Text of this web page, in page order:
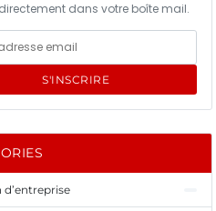
dans votre boîte mail.
S'INSCRIRE
d’entreprise